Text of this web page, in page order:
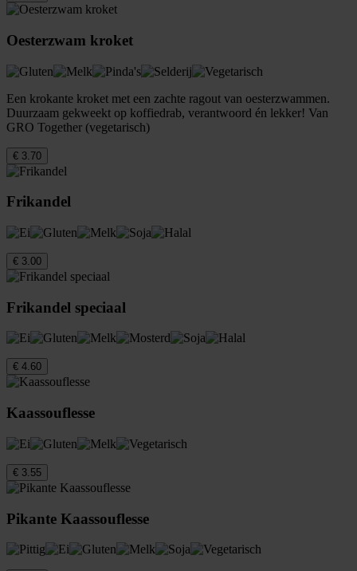
Oesterzwam kroket
Een krokante kroket met een zachte ragout van oesterzwammen.
Duurzaam gekweekt op koffiedrab, verantwoord én lekker! Van
GRO Together (vegetarisch)
€ 3.70
Frikandel
€ 3.00
Frikandel speciaal
€ 4.60
Kaassouflesse
€ 3.55
Pikante Kaassouflesse